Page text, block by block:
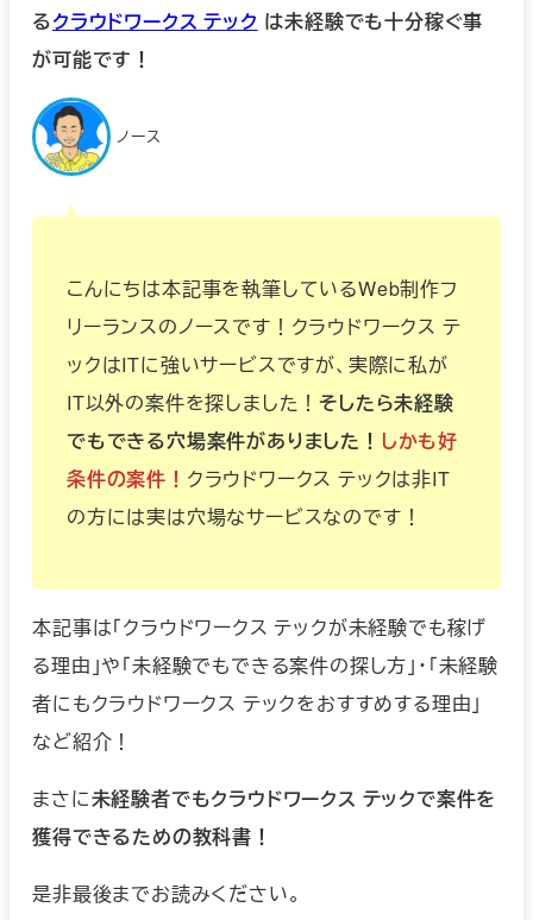
るクラウドワークス テック は未経験でも十分稼ぐ事
が可能です！
ノース
こんにちは本記事を執筆しているWeb制作フ
リーランスのノースです！クラウドワークス テ
ックはITに強いサービスですが、実際に私が
IT以外の案件を探しました！そしたら未経験
でもできる穴場案件がありました！ しかも好
条件の案件！ クラウドワークス テックは非IT
の方には実は穴場なサービスなのです！
本記事は「クラウドワークス テックが未経験でも稼げ
る理由」や「未経験でもできる案件の探し方」・「未経験
者にもクラウドワークス テックをおすすめする理由」
など紹介！
まさに未経験者でもクラウドワークス テックで案件を
獲得できるための教科書！
是非最後までお読みください。